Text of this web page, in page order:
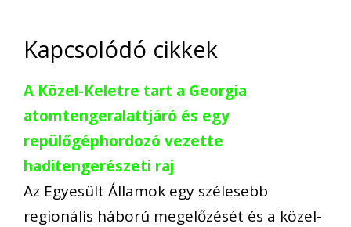
Kapcsolódó cikkek
A Közel-Keletre tart a Georgia
atomtengeralattjáró és egy
repülőgéphordozó vezette
haditengerészeti raj
Az Egyesült Államok egy szélesebb
regionális háború megelőzését és a közel-